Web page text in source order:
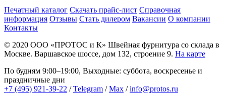
Печатный каталог Скачать прайс-лист Справочная
информация Отзывы Стать дилером Вакансии О компании
Контакты
© 2020 ООО «ПРОТОС и К» Швейная фурнитура со склада в
Москве. Варшавское шоссе, дом 132, строение 9. На карте
По будням 9:00–19:00, Выходные: суббота, воскресенье и
праздничные дни
+7 (495) 921-39-22 /Telegram /Max /info@protos.ru